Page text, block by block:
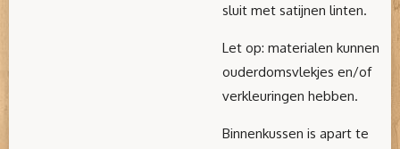
sluit met satijnen linten.
Let op: materialen kunnen
ouderdomsvlekjes en/of
verkleuringen hebben.
Binnenkussen is apart te